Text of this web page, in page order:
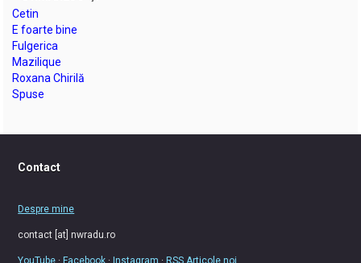
Cetin
E foarte bine
Fulgerica
Mazilique
Roxana Chirilă
Spuse
Contact
Despre mine
contact [at] nwradu.ro
YouTube ·Facebook ·Instagram ·RSS Articole noi